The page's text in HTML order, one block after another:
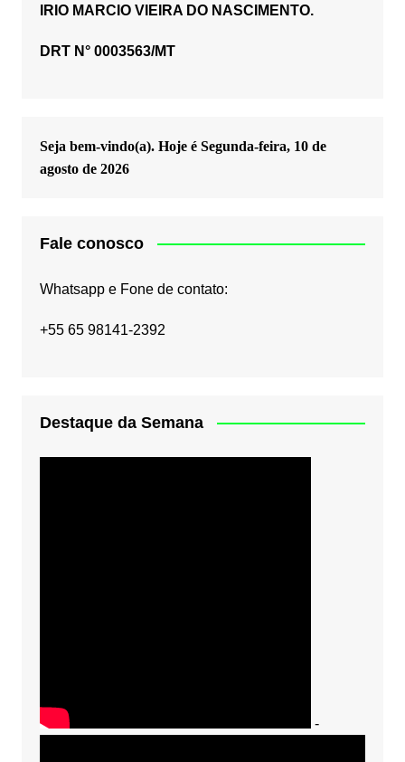
IRIO MARCIO VIEIRA DO NASCIMENTO.
DRT N° 0003563/MT
Seja bem-vindo(a). Hoje é Segunda-feira, 10 de
agosto de 2026
Fale conosco
Whatsapp e Fone de contato:
+55 65 98141-2392
Destaque da Semana
-